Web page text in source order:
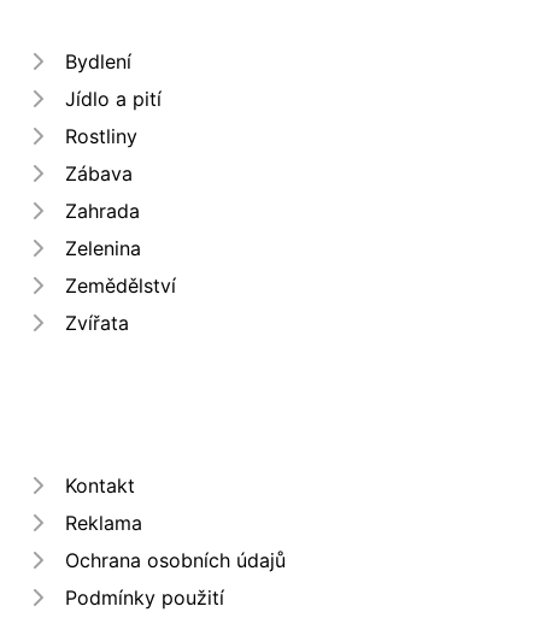
Bydlení
Jídlo a pití
Rostliny
Zábava
Zahrada
Zelenina
Zemědělství
Zvířata
Kontakt
Reklama
Ochrana osobních údajů
Podmínky použití